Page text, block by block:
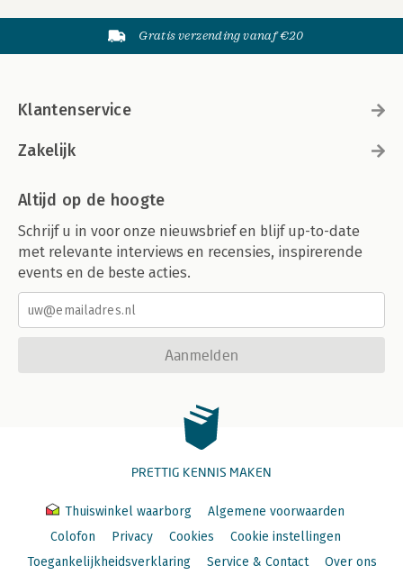
Gratis verzending vanaf €20
Klantenservice
Zakelijk
Altijd op de hoogte
Schrijf u in voor onze nieuwsbrief en blijf up-to-date
met relevante interviews en recensies, inspirerende
events en de beste acties.
Aanmelden
PRETTIG KENNIS MAKEN
Thuiswinkel waarborg
Algemene voorwaarden
Colofon
Privacy Cookies
Cookie instellingen
Toegankelijkheidsverklaring
Service & Contact Over ons